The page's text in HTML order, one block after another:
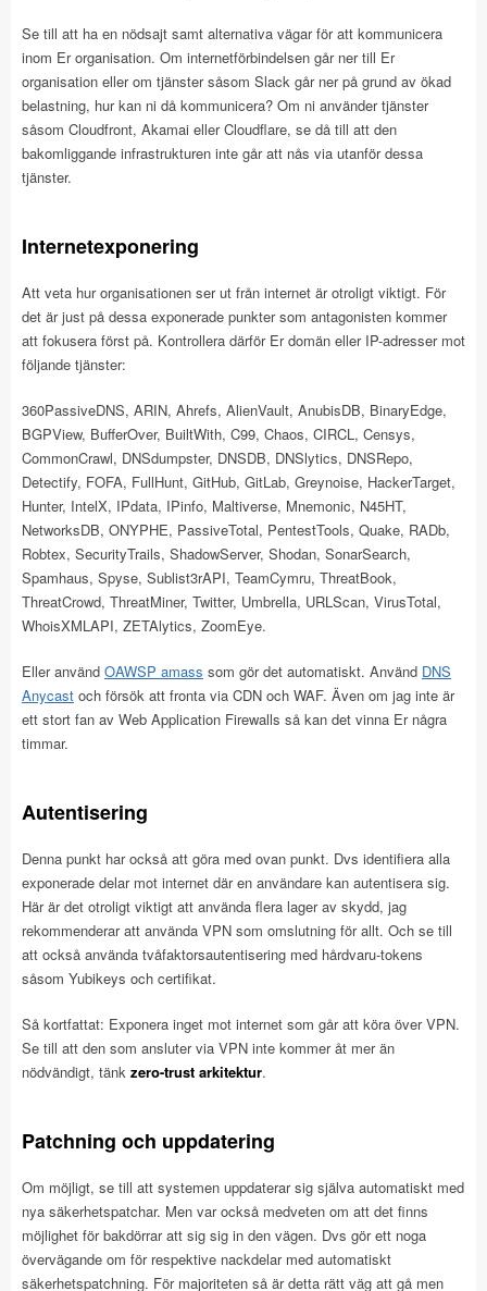
Se till att ha en nödsajt samt alternativa vägar för att kommunicera
inom Er organisation. Om internetförbindelsen går ner till Er
organisation eller om tjänster såsom Slack går ner på grund av ökad
belastning, hur kan ni då kommunicera? Om ni använder tjänster
såsom Cloudfront, Akamai eller Cloudflare, se då till att den
bakomliggande infrastrukturen inte går att nås via utanför dessa
tjänster.
Internetexponering
Att veta hur organisationen ser ut från internet är otroligt viktigt. För
det är just på dessa exponerade punkter som antagonisten kommer
att fokusera först på. Kontrollera därför Er domän eller IP-adresser mot
följande tjänster:
360PassiveDNS, ARIN, Ahrefs, AlienVault, AnubisDB, BinaryEdge,
BGPView, BufferOver, BuiltWith, C99, Chaos, CIRCL, Censys,
CommonCrawl, DNSdumpster, DNSDB, DNSlytics, DNSRepo,
Detectify, FOFA, FullHunt, GitHub, GitLab, Greynoise, HackerTarget,
Hunter, IntelX, IPdata, IPinfo, Maltiverse, Mnemonic, N45HT,
NetworksDB, ONYPHE, PassiveTotal, PentestTools, Quake, RADb,
Robtex, SecurityTrails, ShadowServer, Shodan, SonarSearch,
Spamhaus, Spyse, Sublist3rAPI, TeamCymru, ThreatBook,
ThreatCrowd, ThreatMiner, Twitter, Umbrella, URLScan, VirusTotal,
WhoisXMLAPI, ZETAlytics, ZoomEye.
Eller använd OAWSP amass som gör det automatiskt. Använd DNS
Anycast och försök att fronta via CDN och WAF. Även om jag inte är
ett stort fan av Web Application Firewalls så kan det vinna Er några
timmar.
Autentisering
Denna punkt har också att göra med ovan punkt. Dvs identifiera alla
exponerade delar mot internet där en användare kan autentisera sig.
Här är det otroligt viktigt att använda flera lager av skydd, jag
rekommenderar att använda VPN som omslutning för allt. Och se till
att också använda tvåfaktorsautentisering med hårdvaru-tokens
såsom Yubikeys och certifikat.
Så kortfattat: Exponera inget mot internet som går att köra över VPN.
Se till att den som ansluter via VPN inte kommer åt mer än
nödvändigt, tänk zero-trust arkitektur.
Patchning och uppdatering
Om möjligt, se till att systemen uppdaterar sig själva automatiskt med
nya säkerhetspatchar. Men var också medveten om att det finns
möjlighet för bakdörrar att sig sig in den vägen. Dvs gör ett noga
övervägande om för respektive nackdelar med automatiskt
säkerhetspatchning. För majoriteten så är detta rätt väg att gå men